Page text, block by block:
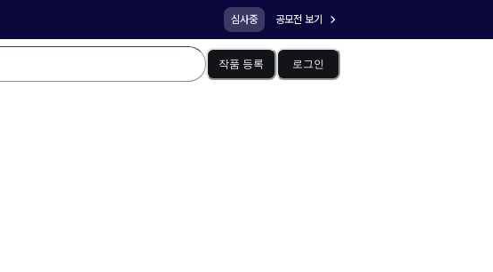
심사중 공모전 보기
작품 등록 로그인